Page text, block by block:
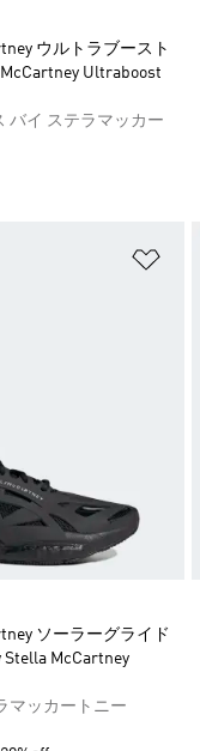
ウルトラブースト
Ultraboost
バイ ステラマッカー
ソーラーグライド
Stella McCartney
マッカートニー